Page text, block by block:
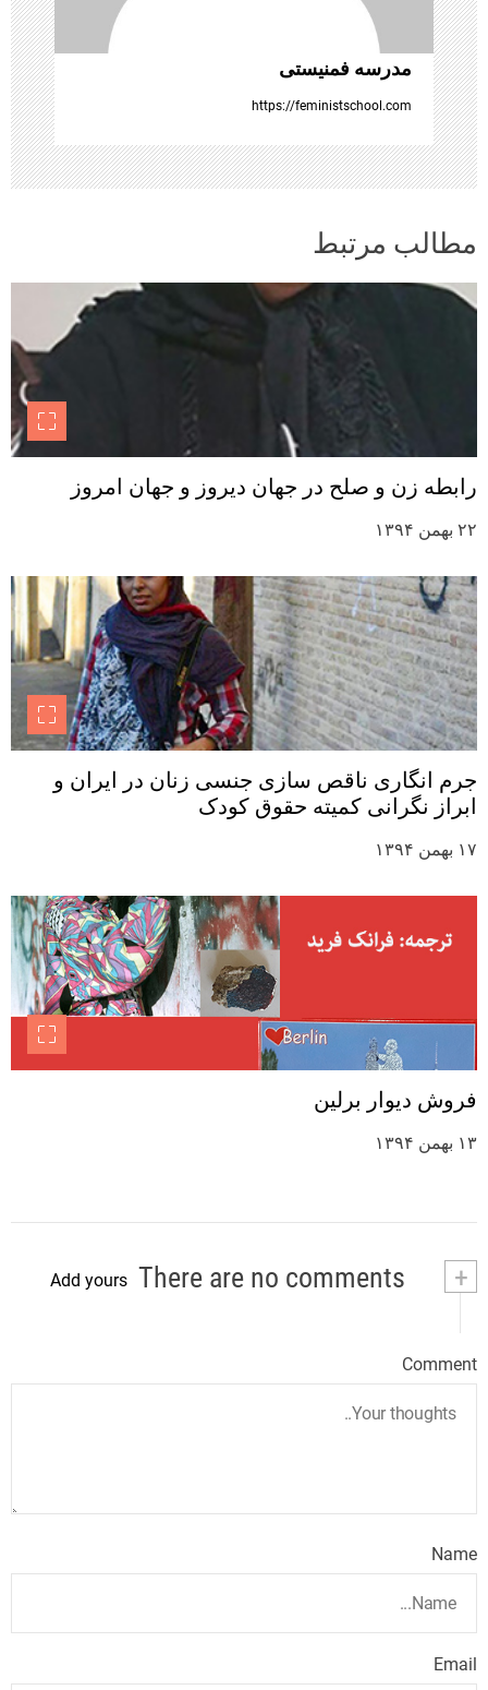
ه
ا
مدرسه فمنیستی
https://feministschool.com
مطالب مرتبط
رابطه زن و صلح در جهان دیروز و جهان امروز
۲۲ بهمن ۱۳۹۴
جرم انگاری ناقص سازی جنسی زنان در ایران و
ابراز نگرانی کمیته حقوق کودک
۱۷ بهمن ۱۳۹۴
فروش دیوار برلین
۱۳ بهمن ۱۳۹۴
+
Add yours
Comment
Name
Email